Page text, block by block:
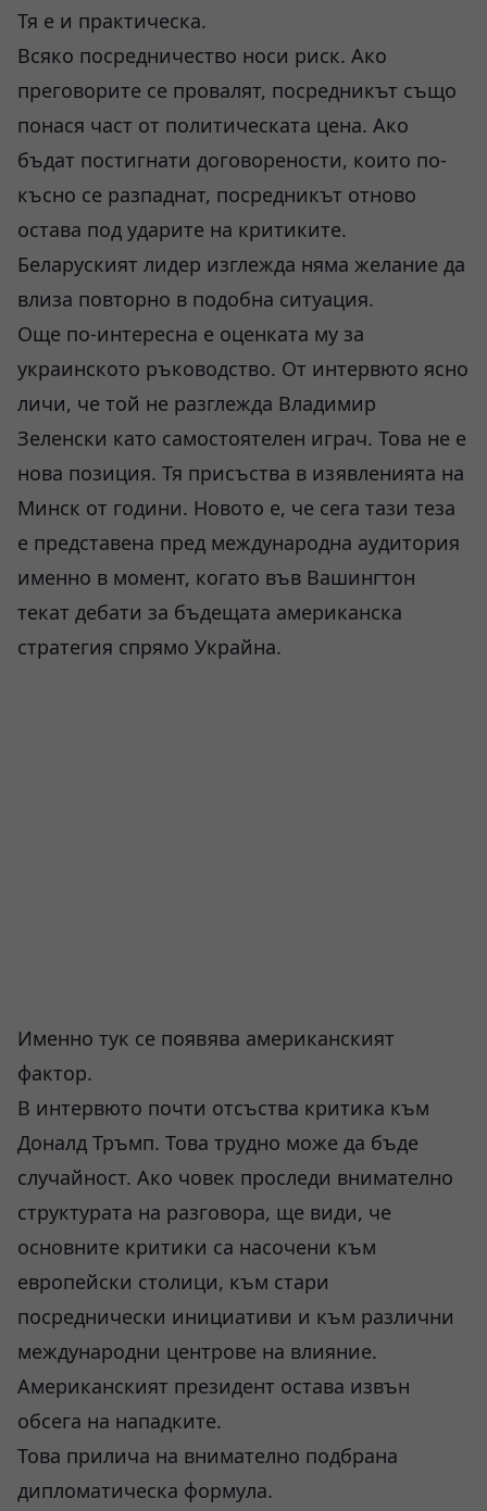
Тя е и практическа.
Всяко посредничество носи риск. Ако
преговорите се провалят, посредникът също
понася част от политическата цена. Ако
бъдат постигнати договорености, които по-
късно се разпаднат, посредникът отново
остава под ударите на критиките.
Беларуският лидер изглежда няма желание да
влиза повторно в подобна ситуация.
Още по-интересна е оценката му за
украинското ръководство. От интервюто ясно
личи, че той не разглежда Владимир
Зеленски като самостоятелен играч. Това не е
нова позиция. Тя присъства в изявленията на
Минск от години. Новото е, че сега тази теза
е представена пред международна аудитория
именно в момент, когато във Вашингтон
текат дебати за бъдещата американска
стратегия спрямо Украйна.
Именно тук се появява американският
фактор.
В интервюто почти отсъства критика към
Доналд Тръмп. Това трудно може да бъде
случайност. Ако човек проследи внимателно
структурата на разговора, ще види, че
основните критики са насочени към
европейски столици, към стари
посреднически инициативи и към различни
международни центрове на влияние.
Американският президент остава извън
обсега на нападките.
Това прилича на внимателно подбрана
дипломатическа формула.